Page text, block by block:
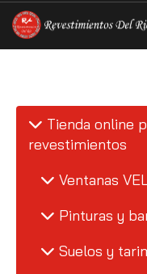
Tienda online
revestimientos
Ventanas
Pinturas y
Suelos y